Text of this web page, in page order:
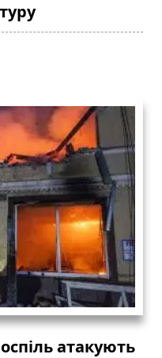
атакують